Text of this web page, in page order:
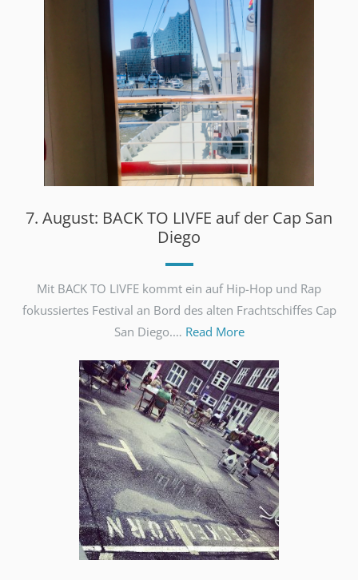
7. August: BACK TO LIVFE auf der Cap San
Diego
Mit BACK TO LIVFE kommt ein auf Hip-Hop und Rap
fokussiertes Festival an Bord des alten Frachtschiffes Cap
San Diego.… Read More